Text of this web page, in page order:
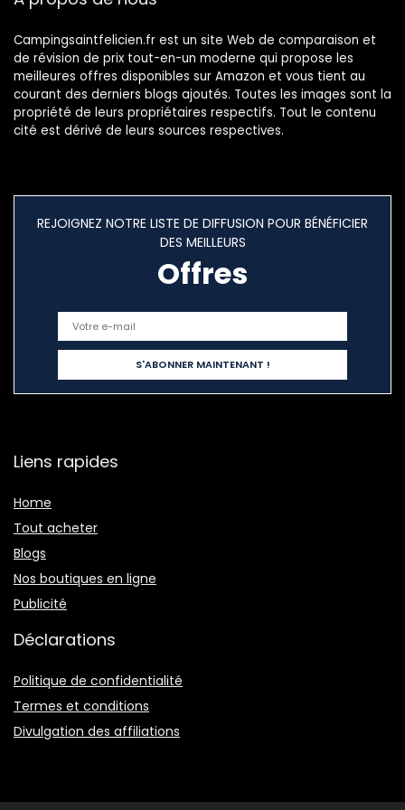
Campingsaintfelicien.fr est un site Web de comparaison et
de révision de prix tout-en-un moderne qui propose les
meilleures offres disponibles sur Amazon et vous tient au
courant des derniers blogs ajoutés. Toutes les images sont la
propriété de leurs propriétaires respectifs. Tout le contenu
cité est dérivé de leurs sources respectives.
REJOIGNEZ NOTRE LISTE DE DIFFUSION POUR BÉNÉFICIER
DES MEILLEURS
Offres
Liens rapides
Home
Tout acheter
Blogs
Nos boutiques en ligne
Publicité
Déclarations
Politique de confidentialité
Termes et conditions
Divulgation des affiliations